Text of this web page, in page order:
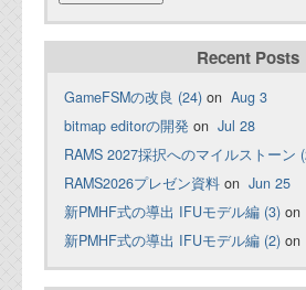
Recent Posts
GameFSMの改良 (24) on Aug 3
bitmap editorの開発 on Jul 28
RAMS 2027採択へのマイルストーン
RAMS2026プレゼン資料 on Jun 25
新PMHF式の導出 IFUモデル編 (3) on
新PMHF式の導出 IFUモデル編 (2) on